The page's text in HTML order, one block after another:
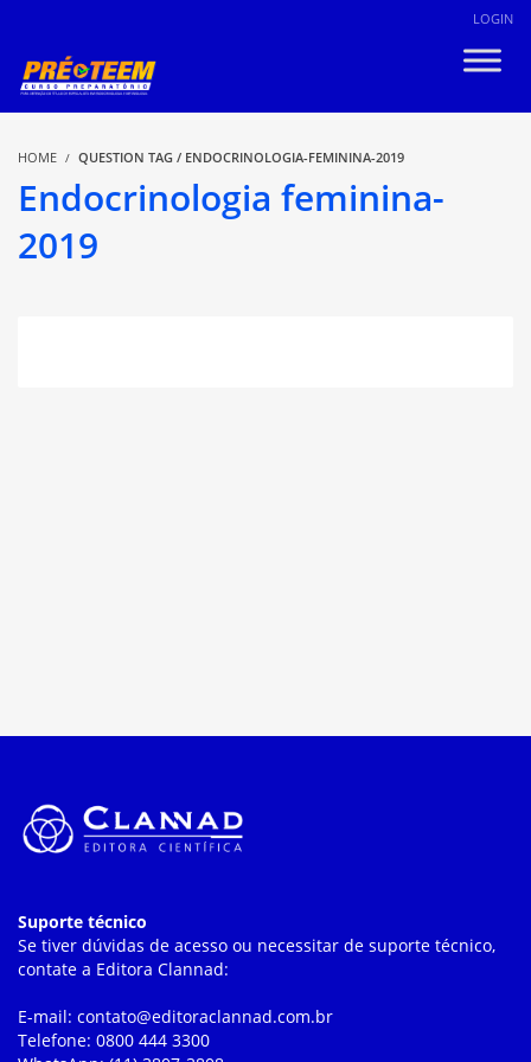
LOGIN
HOME QUESTION TAG / ENDOCRINOLOGIA-FEMININA-2019
Endocrinologia feminina-
2019
Suporte técnico
Se tiver dúvidas de acesso ou necessitar de suporte técnico,
contate a Editora Clannad:
E-mail: contato@editoraclannad.com.br
Telefone: 0800 444 3300